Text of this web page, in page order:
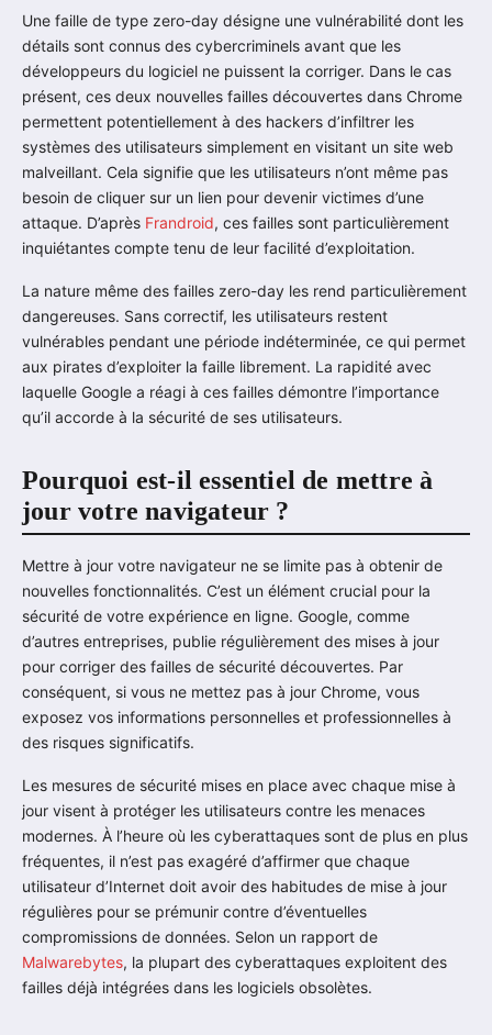
Une faille de type zero-day désigne une vulnérabilité dont les
détails sont connus des cybercriminels avant que les
développeurs du logiciel ne puissent la corriger. Dans le cas
présent, ces deux nouvelles failles découvertes dans Chrome
permettent potentiellement à des hackers d’infiltrer les
systèmes des utilisateurs simplement en visitant un site web
malveillant. Cela signifie que les utilisateurs n’ont même pas
besoin de cliquer sur un lien pour devenir victimes d’une
attaque. D’après Frandroid, ces failles sont particulièrement
inquiétantes compte tenu de leur facilité d’exploitation.
La nature même des failles zero-day les rend particulièrement
dangereuses. Sans correctif, les utilisateurs restent
vulnérables pendant une période indéterminée, ce qui permet
aux pirates d’exploiter la faille librement. La rapidité avec
laquelle Google a réagi à ces failles démontre l’importance
qu’il accorde à la sécurité de ses utilisateurs.
Pourquoi est-il essentiel de mettre à
jour votre navigateur ?
Mettre à jour votre navigateur ne se limite pas à obtenir de
nouvelles fonctionnalités. C’est un élément crucial pour la
sécurité de votre expérience en ligne. Google, comme
d’autres entreprises, publie régulièrement des mises à jour
pour corriger des failles de sécurité découvertes. Par
conséquent, si vous ne mettez pas à jour Chrome, vous
exposez vos informations personnelles et professionnelles à
des risques significatifs.
Les mesures de sécurité mises en place avec chaque mise à
jour visent à protéger les utilisateurs contre les menaces
modernes. À l’heure où les cyberattaques sont de plus en plus
fréquentes, il n’est pas exagéré d’affirmer que chaque
utilisateur d’Internet doit avoir des habitudes de mise à jour
régulières pour se prémunir contre d’éventuelles
compromissions de données. Selon un rapport de
Malwarebytes, la plupart des cyberattaques exploitent des
failles déjà intégrées dans les logiciels obsolètes.